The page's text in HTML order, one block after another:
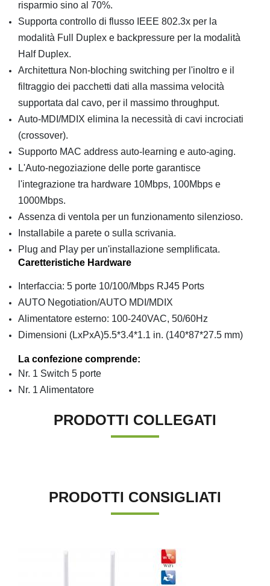
risparmio sino al 70%.
Supporta controllo di flusso IEEE 802.3x per la
modalità Full Duplex e backpressure per la modalità
Half Duplex.
Architettura Non-bloching switching per l'inoltro e il
filtraggio dei pacchetti dati alla massima velocità
supportata dal cavo, per il massimo throughput.
Auto-MDI/MDIX elimina la necessità di cavi incrociati
(crossover).
Supporto MAC address auto-learning e auto-aging.
L'Auto-negoziazione delle porte garantisce
l'integrazione tra hardware 10Mbps, 100Mbps e
1000Mbps.
Assenza di ventola per un funzionamento silenzioso.
Installabile a parete o sulla scrivania.
Plug and Play per un'installazione semplificata.
Caretteristiche Hardware
Interfaccia: 5 porte 10/100/Mbps RJ45 Ports
AUTO Negotiation/AUTO MDI/MDIX
Alimentatore esterno: 100-240VAC, 50/60Hz
Dimensioni (LxPxA)5.5*3.4*1.1 in. (140*87*27.5 mm)
La confezione comprende:
Nr. 1 Switch 5 porte
Nr. 1 Alimentatore
PRODOTTI COLLEGATI
PRODOTTI CONSIGLIATI